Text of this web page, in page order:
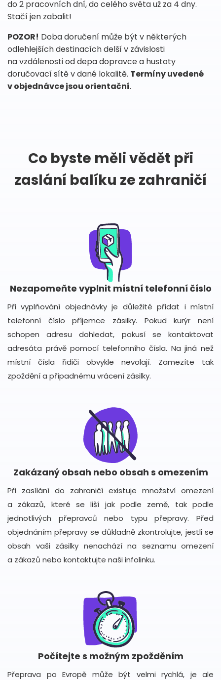
do 2 pracovních dní, do celého světa už za 4 dny.
Stačí jen zabalit!
POZOR! Doba doručení může být v některých
odlehlejších destinacích delší v závislosti
na vzdálenosti od depa dopravce a hustoty
doručovací sítě v dané lokalitě. Termíny uvedené
v objednávce jsou orientační.
Co byste měli vědět při
zaslání balíku ze zahraničí
Nezapomeňte vyplnit místní telefonní číslo
Při vyplňování objednávky je důležité přidat i místní
telefonní číslo příjemce zásilky. Pokud kurýr není
schopen adresu dohledat, pokusí se kontaktovat
adresáta právě pomocí telefonního čísla. Na jiná než
místní čísla řidiči obvykle nevolají. Zamezíte tak
zpoždění a případnému vrácení zásilky.
Zakázaný obsah nebo obsah s omezením
Při zasílání do zahraničí existuje množství omezení
a zákazů, které se liší jak podle země, tak podle
jednotlivých přepravců nebo typu přepravy. Před
objednáním přepravy se důkladně zkontrolujte, jestli se
obsah vaši zásilky nenachází na seznamu omezení
a zákazů nebo kontaktujte naši infolinku.
Počítejte s možným zpožděním
Přeprava po Evropě může být velmi rychlá, je ale